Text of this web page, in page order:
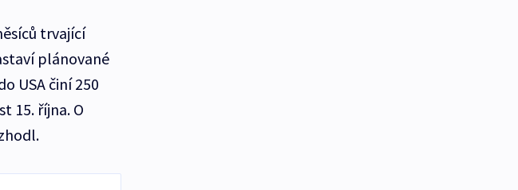
trvající
plánované
USA činí 250
15. října. O